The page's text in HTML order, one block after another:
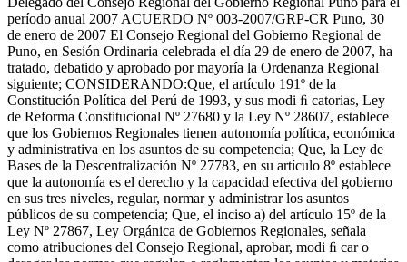
período anual 2007 ACUERDO Nº 003-2007/GRP-CR Puno, 30
de enero de 2007 El Consejo Regional del Gobierno Regional de
Puno, en Sesión Ordinaria celebrada el día 29 de enero de 2007, ha
tratado, debatido y aprobado por mayoría la Ordenanza Regional
siguiente; CONSIDERANDO:Que, el artículo 191º de la
Constitución Política del Perú de 1993, y sus modi ﬁ catorias, Ley
de Reforma Constitucional Nº 27680 y la Ley Nº 28607, establece
que los Gobiernos Regionales tienen autonomía política, económica
y administrativa en los asuntos de su competencia; Que, la Ley de
Bases de la Descentralización Nº 27783, en su artículo 8º establece
que la autonomía es el derecho y la capacidad efectiva del gobierno
en sus tres niveles, regular, normar y administrar los asuntos
públicos de su competencia; Que, el inciso a) del artículo 15º de la
Ley Nº 27867, Ley Orgánica de Gobiernos Regionales, señala
como atribuciones del Consejo Regional, aprobar, modi ﬁ car o